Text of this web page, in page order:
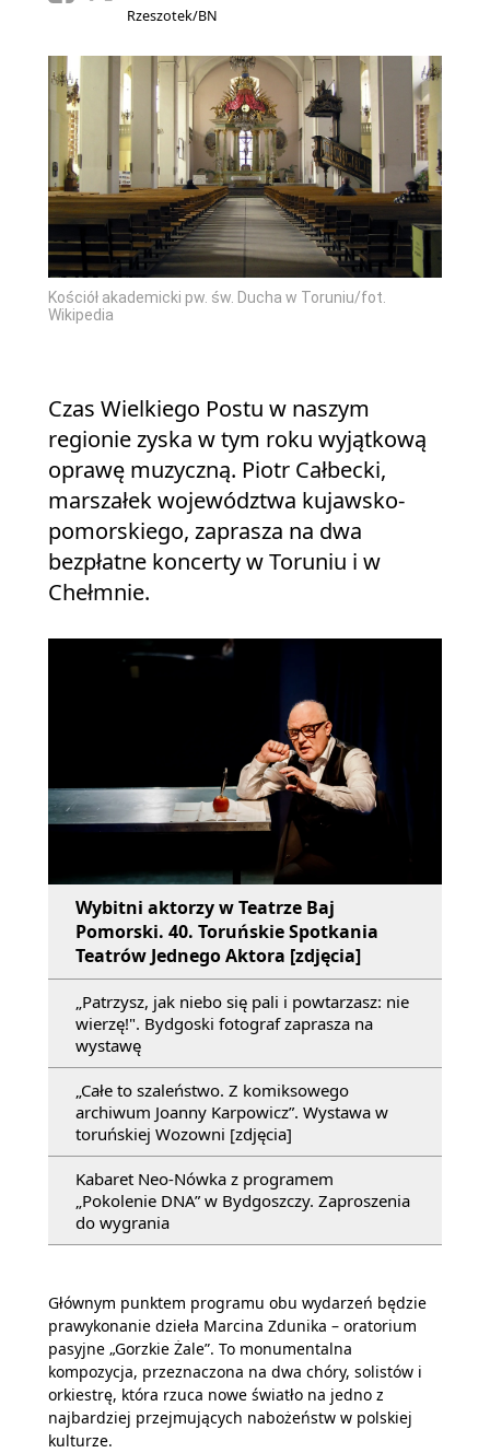
Rzeszotek/BN
Kościół akademicki pw. św. Ducha w Toruniu/fot.
Wikipedia
Czas Wielkiego Postu w naszym
regionie zyska w tym roku wyjątkową
oprawę muzyczną. Piotr Całbecki,
marszałek województwa kujawsko-
pomorskiego, zaprasza na dwa
bezpłatne koncerty w Toruniu i w
Chełmnie.
Wybitni aktorzy w Teatrze Baj
Pomorski. 40. Toruńskie Spotkania
Teatrów Jednego Aktora [zdjęcia]
„Patrzysz, jak niebo się pali i powtarzasz: nie
wierzę!". Bydgoski fotograf zaprasza na
wystawę
„Całe to szaleństwo. Z komiksowego
archiwum Joanny Karpowicz”. Wystawa w
toruńskiej Wozowni [zdjęcia]
Kabaret Neo-Nówka z programem
„Pokolenie DNA” w Bydgoszczy. Zaproszenia
do wygrania
Głównym punktem programu obu wydarzeń będzie
prawykonanie dzieła Marcina Zdunika – oratorium
pasyjne „Gorzkie Żale”. To monumentalna
kompozycja, przeznaczona na dwa chóry, solistów i
orkiestrę, która rzuca nowe światło na jedno z
najbardziej przejmujących nabożeństw w polskiej
kulturze.